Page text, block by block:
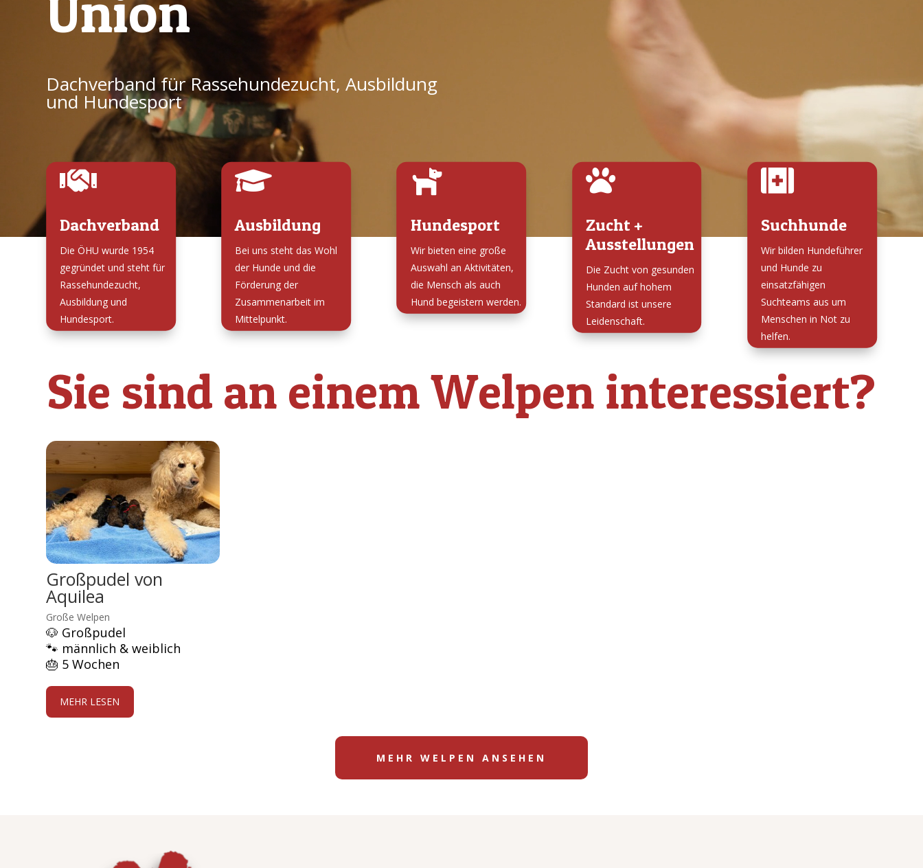
Dachverband für Rassehundezucht, Ausbildung
und Hundesport

Dachverband
Die ÖHU wurde 1954
gegründet und steht für
Rassehundezucht,
Ausbildung und
Hundesport.

Ausbildung
Bei uns steht das Wohl
der Hunde und die
Förderung der
Zusammenarbeit im
Mittelpunkt.

Hundesport
Wir bieten eine große
Auswahl an Aktivitäten,
die Mensch als auch
Hund begeistern werden.

Zucht +
Ausstellungen
Die Zucht von gesunden
Hunden auf hohem
Standard ist unsere
Leidenschaft.

Suchhunde
Wir bilden Hundeführer
und Hunde zu
einsatzfähigen
Suchteams aus um
Menschen in Not zu
helfen.
Sie sind an einem Welpen interessiert?
Großpudel von
Aquilea
Große Welpen
🐶 Großpudel
🐾 männlich & weiblich
🎂 5 Wochen
MEHR LESEN
MEHR WELPEN ANSEHEN